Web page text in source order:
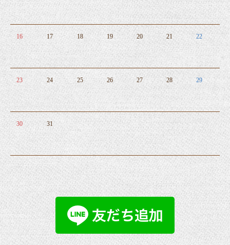
16 17 18 19 20 21 22
23 24 25 26 27 28 29
30 31